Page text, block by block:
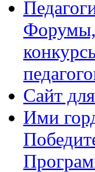
Сайт
Ими